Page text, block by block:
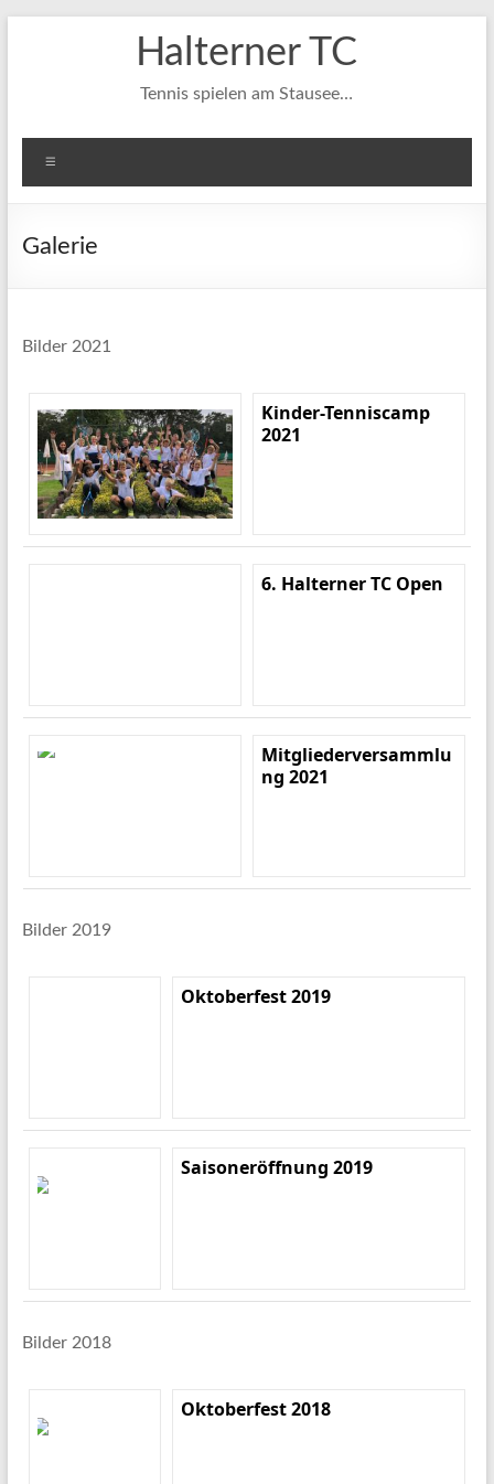
Halterner TC
Tennis spielen am Stausee…
Galerie
Bilder 2021
Kinder-Tenniscamp
2021
6. Halterner TC Open
Mitgliederversammlu
ng 2021
Bilder 2019
Oktoberfest 2019
Saisoneröffnung 2019
Bilder 2018
Oktoberfest 2018